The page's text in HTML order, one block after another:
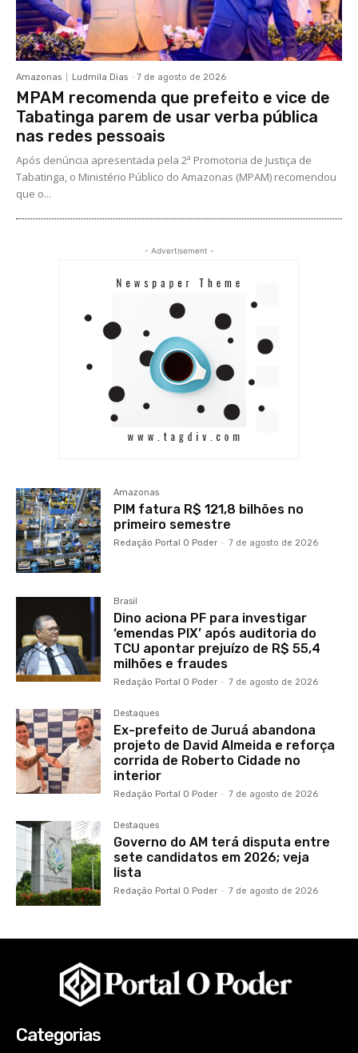
Amazonas Ludmila Dias - 7 de agosto de 2026
MPAM recomenda que prefeito e vice de
Tabatinga parem de usar verba pública
nas redes pessoais
Após denúncia apresentada pela 2ª Promotoria de Justiça de
Tabatinga, o Ministério Público do Amazonas (MPAM) recomendou
que o...
- Advertisement -
Amazonas
PIM fatura R$ 121,8 bilhões no
primeiro semestre
Redação Portal O Poder - 7 de agosto de 2026
Brasil
Dino aciona PF para investigar
‘emendas PIX’ após auditoria do
TCU apontar prejuízo de R$ 55,4
milhões e fraudes
Redação Portal O Poder - 7 de agosto de 2026
Destaques
Ex-prefeito de Juruá abandona
projeto de David Almeida e reforça
corrida de Roberto Cidade no
interior
Redação Portal O Poder - 7 de agosto de 2026
Destaques
Governo do AM terá disputa entre
sete candidatos em 2026; veja
lista
Redação Portal O Poder - 7 de agosto de 2026
Categorias